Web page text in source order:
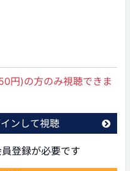
円)の方のみ視聴できま
ンして視聴
登録が必要です